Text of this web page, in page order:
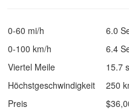
0-60 mi/h
6.0
0-100 km/h
6.4
Viertel Meile
15.7
Höchstgeschwindigkeit
250
Preis